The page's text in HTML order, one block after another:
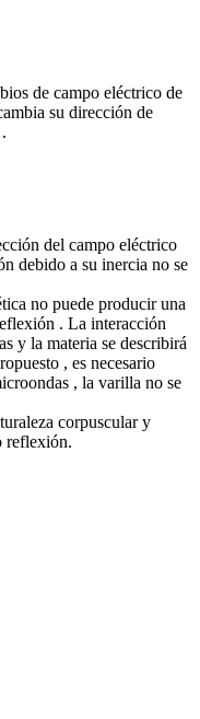
de campo eléctrico de
su dirección de
del campo eléctrico
debido a su inercia no se
no puede producir una
. La interacción
y la materia se describirá
, es necesario
, la varilla no se
corpuscular y
reflexión.